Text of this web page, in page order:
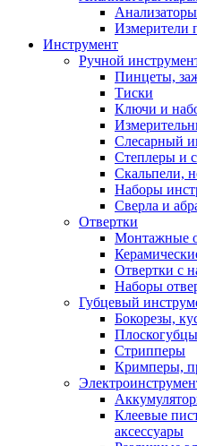
Анализаторы
Измерители
Инструмент
Ручной
Пинцеты,
Тиски
Ключи и
Слесарный
Степлеры и
Скальпели,
Наборы
Сверла и
Отвертки
Монтажные
Отвертки с
Наборы
Губцевый
Бокорезы,
Стрипперы
Кримперы,
Клеевые
аксессуары